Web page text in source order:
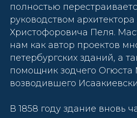
полностью
руководством
Христофоровича Пеля.
нам как автор проектов
петербургских зданий, а
помощник зодчего
возводившего
В 1858 году здание вновь